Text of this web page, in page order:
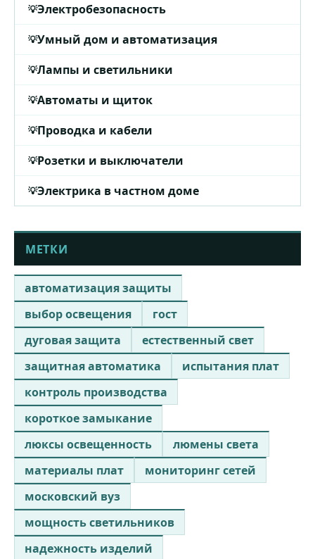
Электробезопасность
Умный дом и автоматизация
Лампы и светильники
Автоматы и щиток
Проводка и кабели
Розетки и выключатели
Электрика в частном доме
МЕТКИ
автоматизация защиты
выбор освещения
гост
дуговая защита
естественный свет
защитная автоматика
испытания плат
контроль производства
короткое замыкание
люксы освещенность
люмены света
материалы плат
мониторинг сетей
московский вуз
мощность светильников
надежность изделий